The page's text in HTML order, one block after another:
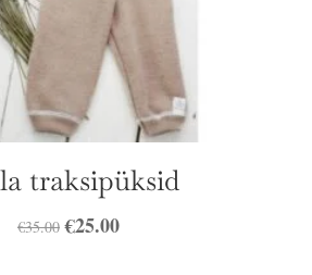
traksipüksid
€35.00 Algne
€25.00Praegune